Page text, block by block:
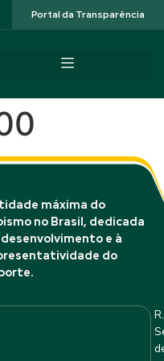
Portal da Transparência
máxima do
no Brasil, dedicada
desenvolvimento e à
do
R.